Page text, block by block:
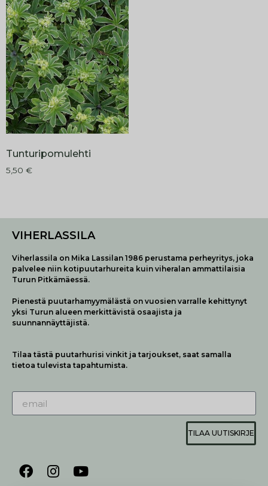
Tunturipomulehti
5,50 €
VIHERLASSILA
Viherlassila on Mika Lassilan 1986 perustama perheyritys, joka
palvelee niin kotipuutarhureita kuin viheralan ammattilaisia
Turun Pitkämäessä.
Pienestä puutarhamyymälästä on vuosien varralle kehittynyt
yksi Turun alueen merkittävistä osaajista ja
suunnannäyttäjistä.
Tilaa tästä puutarhurisi vinkit ja tarjoukset, saat samalla
tietoa tulevista tapahtumista.
TILAA UUTISKIRJE